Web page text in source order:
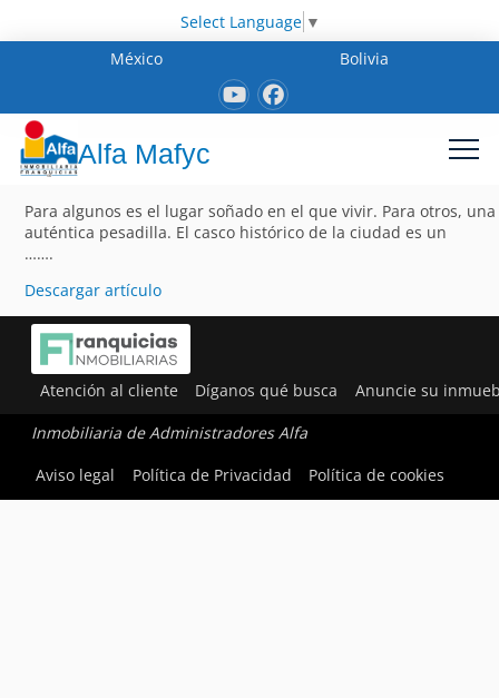
Select Language ▼
México
Bolivia
Alfa Mafyc
Para algunos es el lugar soñado en el que vivir. Para otros, una
auténtica pesadilla. El casco histórico de la ciudad es un
…….
Descargar artículo
Atención al cliente Díganos qué busca Anuncie su
Inmobiliaria de Administradores Alfa
Aviso legal
Política de Privacidad Política de cookies